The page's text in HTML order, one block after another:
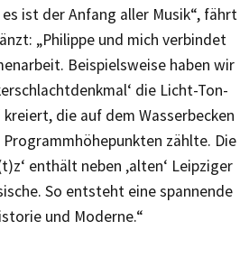
ist der Anfang aller Musik“, fährt
„Philippe und mich verbindet
Beispielsweise haben wir
die Licht-Ton-
die auf dem Wasserbecken
zählte. Die
enthält neben ‚alten‘ Leipziger
So entsteht eine spannende
und Moderne.“